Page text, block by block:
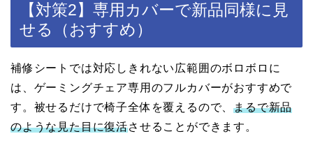
【対策2】専用カバーで新品同様に見
せる（おすすめ）
補修シートでは対応しきれない広範囲のボロボロに
は、ゲーミングチェア専用のフルカバーがおすすめで
す。被せるだけで椅子全体を覆えるので、まるで新品
のような見た目に復活させることができます。